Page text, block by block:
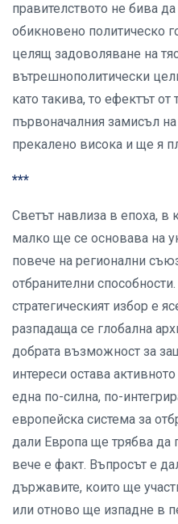
правителството не бива
обикновено политическо
целящ задоволяване на
вътрешнополитически
като такива, то ефектът
първоначалния замисъл
прекалено висока и ще я
***
Светът навлиза в епоха, в
малко ще се основава на
повече на регионални
отбранителни
стратегическият избор е
разпадаща се глобална
добрата възможност за
интереси остава
една по-силна, по-
европейска система за
дали Европа ще трябва да
вече е факт. Въпросът е
държавите, които ще
или отново ще изпадне в